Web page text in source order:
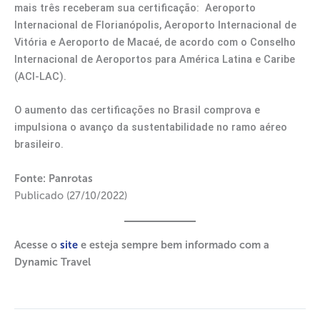
mais três receberam sua certificação: Aeroporto
Internacional de Florianópolis, Aeroporto Internacional de
Vitória e Aeroporto de Macaé, de acordo com o Conselho
Internacional de Aeroportos para América Latina e Caribe
(ACI-LAC).
O aumento das certificações no Brasil comprova e
impulsiona o avanço da sustentabilidade no ramo aéreo
brasileiro.
Fonte: Panrotas
Publicado (27/10/2022)
Acesse o site e esteja sempre bem informado com a
Dynamic Travel